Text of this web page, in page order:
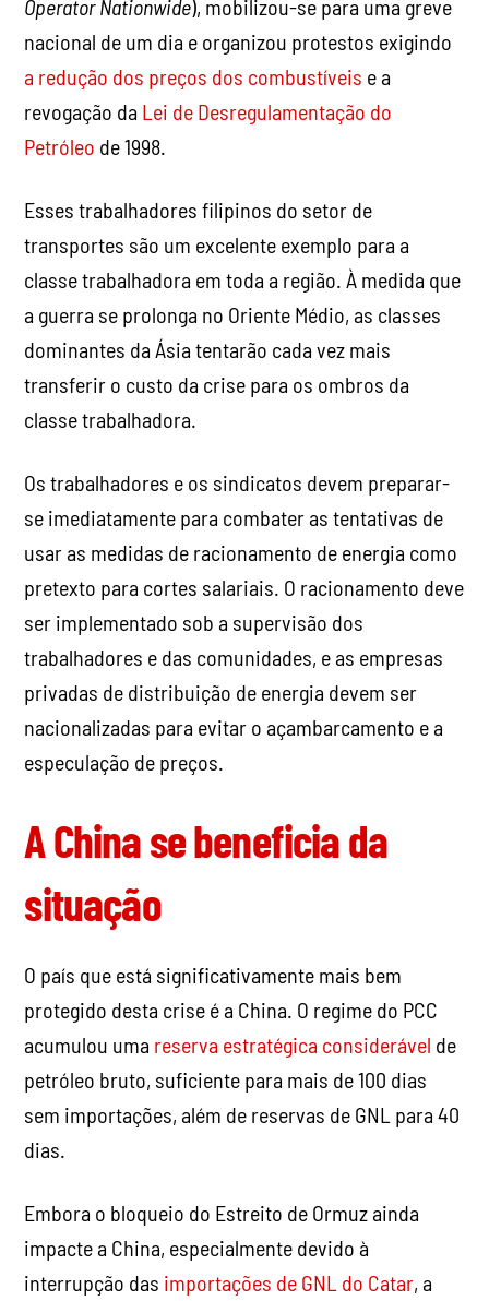
Operator Nationwide), mobilizou-se para uma greve
nacional de um dia e organizou protestos exigindo
a redução dos preços dos combustíveis e a
revogação da Lei de Desregulamentação do
Petróleo de 1998.
Esses trabalhadores filipinos do setor de
transportes são um excelente exemplo para a
classe trabalhadora em toda a região. À medida que
a guerra se prolonga no Oriente Médio, as classes
dominantes da Ásia tentarão cada vez mais
transferir o custo da crise para os ombros da
classe trabalhadora.
Os trabalhadores e os sindicatos devem preparar-
se imediatamente para combater as tentativas de
usar as medidas de racionamento de energia como
pretexto para cortes salariais. O racionamento deve
ser implementado sob a supervisão dos
trabalhadores e das comunidades, e as empresas
privadas de distribuição de energia devem ser
nacionalizadas para evitar o açambarcamento e a
especulação de preços.
A China se beneficia da
situação
O país que está significativamente mais bem
protegido desta crise é a China. O regime do PCC
acumulou uma reserva estratégica considerável de
petróleo bruto, suficiente para mais de 100 dias
sem importações, além de reservas de GNL para 40
dias.
Embora o bloqueio do Estreito de Ormuz ainda
impacte a China, especialmente devido à
interrupção das importações de GNL do Catar, a